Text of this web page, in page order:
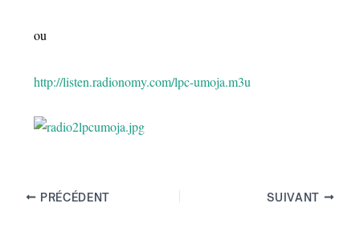
ou
http://listen.radionomy.com/lpc-umoja.m3u
PRÉCÉDENT SUIVANT